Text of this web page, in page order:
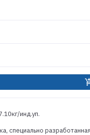
инд.уп.
специально